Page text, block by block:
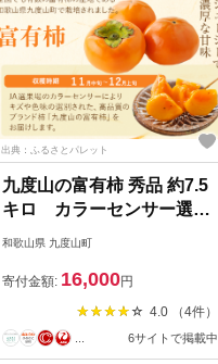
出典：ふるさとパレット
九度山の富有柿 秀品 約7.5
キロ カラーセンサー選
果 Ｌ～４Ｌサイズ(３２～
和歌山県 九度山町
寄付金額: 16,000円
4.0 （4件）
6サイトで掲載中